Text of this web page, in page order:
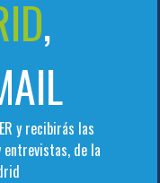
,
y recibirás las
de la